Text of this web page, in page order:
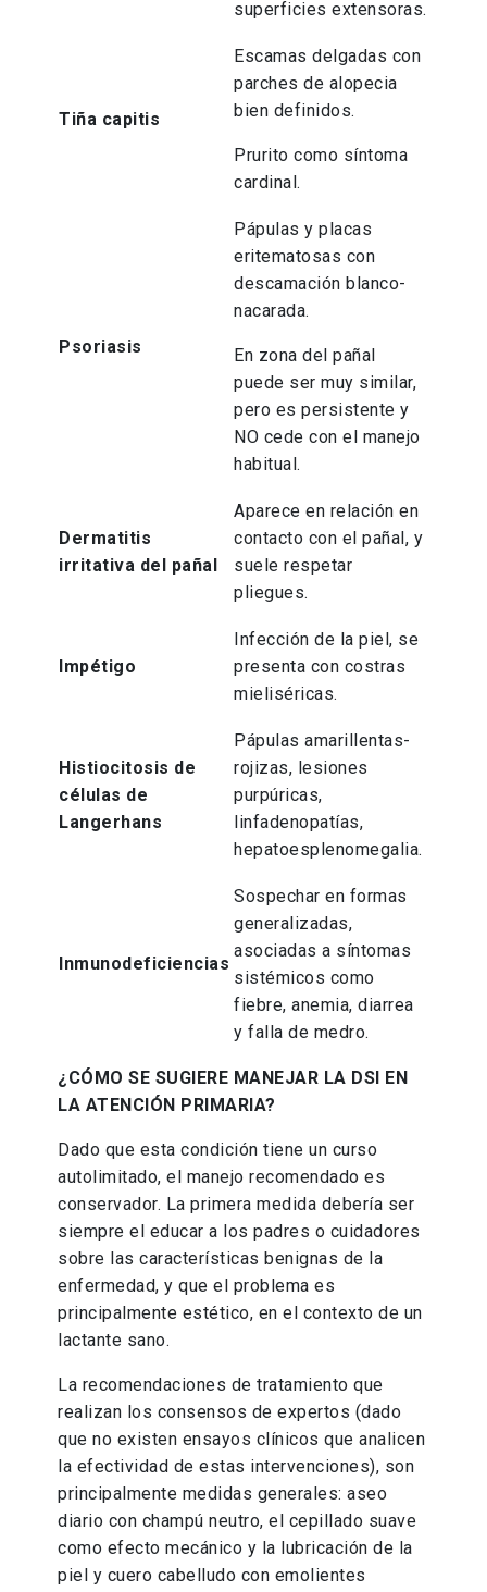
superficies extensoras.
Tiña capitis
Escamas delgadas con
parches de alopecia
bien definidos.
Prurito como síntoma
cardinal.
Psoriasis
Pápulas y placas
eritematosas con
descamación blanco-
nacarada.
En zona del pañal
puede ser muy similar,
pero es persistente y
NO cede con el manejo
habitual.
Dermatitis
irritativa del pañal
Aparece en relación en
contacto con el pañal, y
suele respetar
pliegues.
Impétigo
Infección de la piel, se
presenta con costras
mieliséricas.
Histiocitosis de
células de
Langerhans
Pápulas amarillentas-
rojizas, lesiones
purpúricas,
linfadenopatías,
hepatoesplenomegalia.
Inmunodeficiencias
Sospechar en formas
generalizadas,
asociadas a síntomas
sistémicos como
fiebre, anemia, diarrea
y falla de medro.
¿CÓMO SE SUGIERE MANEJAR LA DSI EN
LA ATENCIÓN PRIMARIA?
Dado que esta condición tiene un curso
autolimitado, el manejo recomendado es
conservador. La primera medida debería ser
siempre el educar a los padres o cuidadores
sobre las características benignas de la
enfermedad, y que el problema es
principalmente estético, en el contexto de un
lactante sano.
La recomendaciones de tratamiento que
realizan los consensos de expertos (dado
que no existen ensayos clínicos que analicen
la efectividad de estas intervenciones), son
principalmente medidas generales: aseo
diario con champú neutro, el cepillado suave
como efecto mecánico y la lubricación de la
piel y cuero cabelludo con emolientes